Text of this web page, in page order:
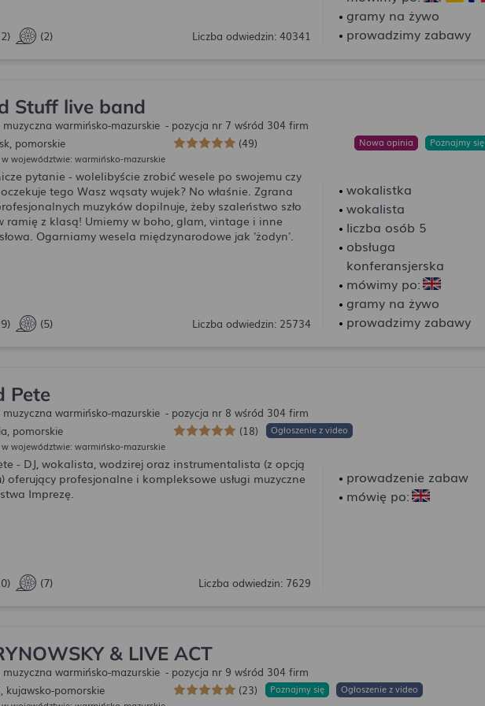
gramy na żywo
prowadzimy zabawy
(2) Liczba odwiedzin: 40341
Stuff live band
warmińsko-mazurskie - pozycja nr 7 wśród 304 firm
pomorskie
w województwie: warmińsko-mazurskie
(49) Nowa opinia Poznajmy się
wokalistka
wokalista
liczba osób 5
obsługa
konferansjerska
mówimy po:
gramy na żywo
prowadzimy zabawy
pytanie - wolelibyście zrobić wesele po swojemu czy
tego Wasz wąsaty wujek? No właśnie. Zgrana
muzyków dopilnuje, żeby szaleństwo szło
ramię z klasą! Umiemy w boho, glam, vintage i inne
Ogarniamy wesela międzynarodowe jak 'żodyn'.
(5) Liczba odwiedzin: 25734
Pete
warmińsko-mazurskie - pozycja nr 8 wśród 304 firm
pomorskie
w województwie: warmińsko-mazurskie
(18) Ogłoszenie z video
prowadzenie zabaw
mówię po:
- DJ, wokalista, wodzirej oraz instrumentalista (z opcją
oferujący profesjonalne i kompleksowe usługi muzyczne
Imprezę.
(7) Liczba odwiedzin: 7629
& LIVE ACT
warmińsko-mazurskie - pozycja nr 9 wśród 304 firm
kujawsko-pomorskie
(23) Poznajmy się Ogłoszenie z video